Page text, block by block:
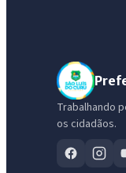
Trabalhando
os cidadãos.